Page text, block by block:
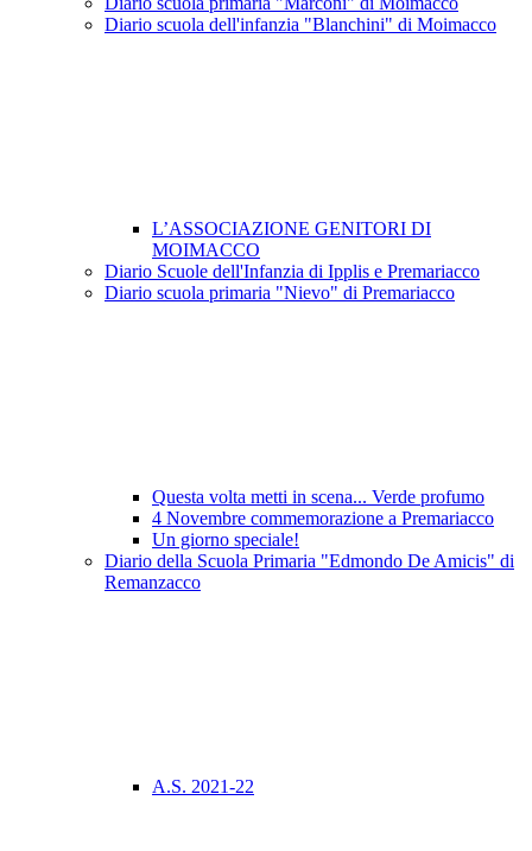
Diario scuola dell'infanzia "Blanchini" di Moimacco
L’ASSOCIAZIONE GENITORI DI
MOIMACCO
Diario Scuole dell'Infanzia di Ipplis e Premariacco
Diario scuola primaria "Nievo" di Premariacco
Questa volta metti in scena... Verde profumo
4 Novembre commemorazione a Premariacco
Un giorno speciale!
Diario della Scuola Primaria "Edmondo De Amicis" di
Remanzacco
A.S. 2021-22